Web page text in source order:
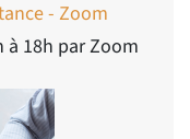
- Zoom
à 18h par Zoom